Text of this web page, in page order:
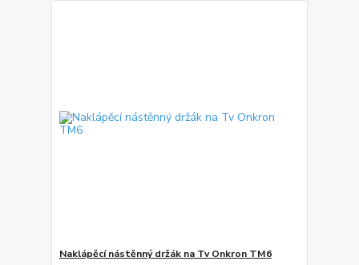
Naklápěcí nástěnný držák na Tv Onkron TM6